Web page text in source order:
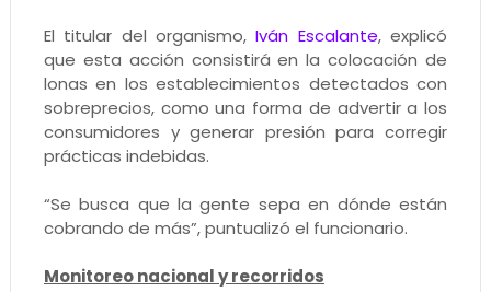
El titular del organismo,Iván Escalante, explicó
que esta acción consistirá en la colocación de
lonas en los establecimientos detectados con
sobreprecios, como una forma de advertir a los
consumidores y generar presión para corregir
prácticas indebidas.
“Se busca que la gente sepa en dónde están
cobrando de más”, puntualizó el funcionario.
Monitoreo nacional y recorridos